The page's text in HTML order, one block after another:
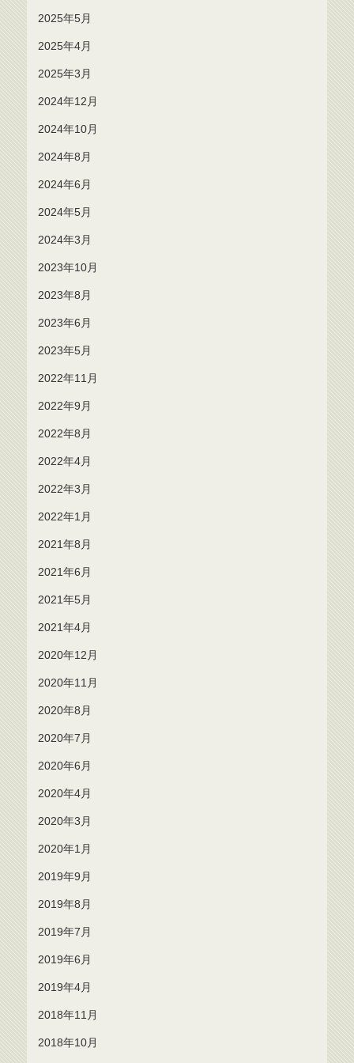
2025年5月
2025年4月
2025年3月
2024年12月
2024年10月
2024年8月
2024年6月
2024年5月
2024年3月
2023年10月
2023年8月
2023年6月
2023年5月
2022年11月
2022年9月
2022年8月
2022年4月
2022年3月
2022年1月
2021年8月
2021年6月
2021年5月
2021年4月
2020年12月
2020年11月
2020年8月
2020年7月
2020年6月
2020年4月
2020年3月
2020年1月
2019年9月
2019年8月
2019年7月
2019年6月
2019年4月
2018年11月
2018年10月